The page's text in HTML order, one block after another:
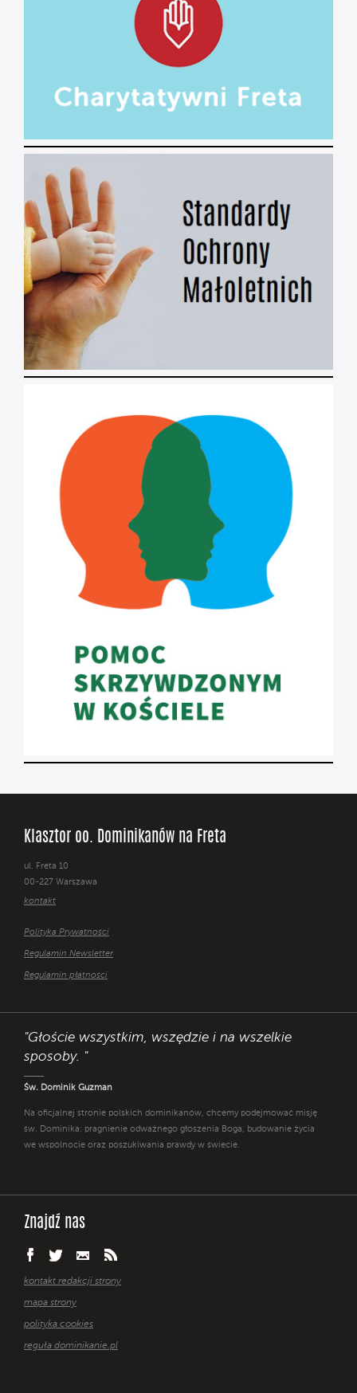
Klasztor oo. Dominikanów na Freta
ul. Freta 10
00-227 Warszawa
kontakt
Polityka Prywatności
Regulamin Newsletter
Regulamin płatności
"Głoście wszystkim, wszędzie i na wszelkie
sposoby. "
Św. Dominik Guzman
Na oficjalnej stronie polskich dominikanów, chcemy podejmować misję
św. Dominika: pragnienie odważnego głoszenia Boga, budowanie życia
we wspólnocie oraz poszukiwania prawdy w świecie.
Znajdź nas
kontakt redakcji strony
mapa strony
polityka cookies
reguła dominikanie.pl